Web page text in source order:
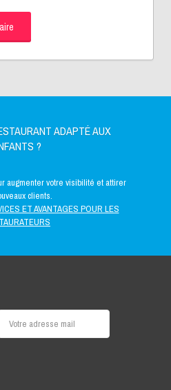
ADAPTÉ AUX
?
augmenter votre visibilité et attirer
clients.
ET AVANTAGES POUR LES